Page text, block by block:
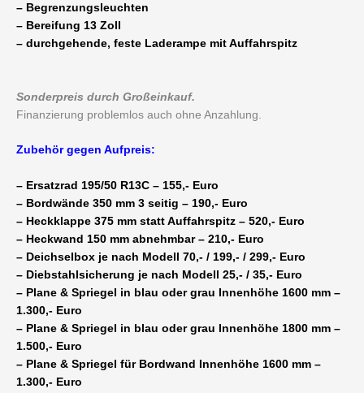
– Begrenzungsleuchten
– Bereifung 13 Zoll
– durchgehende, feste Laderampe mit Auffahrspitz
Sonderpreis durch Großeinkauf.
Finanzierung problemlos auch ohne Anzahlung.
Zubehör gegen Aufpreis:
– Ersatzrad 195/50 R13C – 155,- Euro
– Bordwände 350 mm 3 seitig – 190,- Euro
– Heckklappe 375 mm statt Auffahrspitz – 520,- Euro
– Heckwand 150 mm abnehmbar – 210,- Euro
– Deichselbox je nach Modell 70,- / 199,- / 299,- Euro
– Diebstahlsicherung je nach Modell 25,- / 35,- Euro
– Plane & Spriegel in blau oder grau Innenhöhe 1600 mm –
1.300,- Euro
– Plane & Spriegel in blau oder grau Innenhöhe 1800 mm –
1.500,- Euro
– Plane & Spriegel für Bordwand Innenhöhe 1600 mm –
1.300,- Euro